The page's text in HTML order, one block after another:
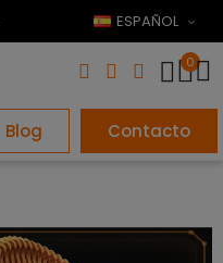
ESPAÑOL
0
Blog Contacto